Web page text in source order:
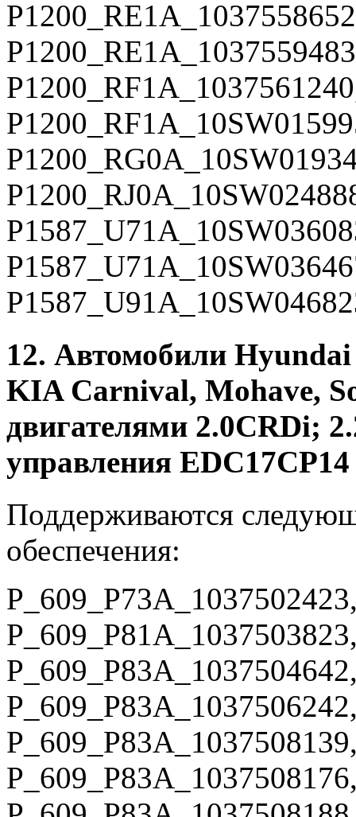
12. Автомобили
KIA Carnival, Mohave,
двигателями 2.0CRDi;
управления
Поддерживаются
обеспечения: